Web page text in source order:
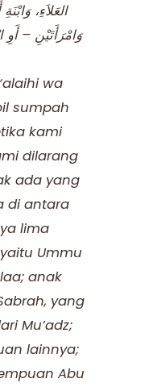
العَلاَءِ،
وَامْرَأَتَيْنِ – أَوِ
wa
sumpah
kami
dilarang
ada yang
di antara
lima
Ummu
anak
yang
Mu’adz;
lainnya;
Abu